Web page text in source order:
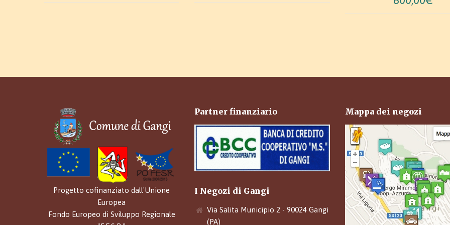
Progetto cofinanziato dall'Unione
Europea
Fondo Europeo di Sviluppo Regionale
Partner finanziario
I Negozi di Gangi
Via Salita Municipio 2 - 90024 Gangi
(PA)
Mappa dei negozi